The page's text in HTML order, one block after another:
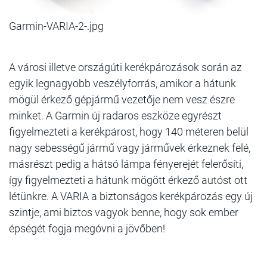
Garmin-VARIA-2-.jpg
A városi illetve országúti kerékpározások során az
egyik legnagyobb veszélyforrás, amikor a hátunk
mögül érkező gépjármű vezetője nem vesz észre
minket. A Garmin új radaros eszköze egyrészt
figyelmezteti a kerékpárost, hogy 140 méteren belül
nagy sebességű jármű vagy járművek érkeznek felé,
másrészt pedig a hátsó lámpa fényerejét felerősíti,
így figyelmezteti a hátunk mögött érkező autóst ott
létünkre. A VARIA a biztonságos kerékpározás egy új
szintje, ami biztos vagyok benne, hogy sok ember
épségét fogja megóvni a jövőben!